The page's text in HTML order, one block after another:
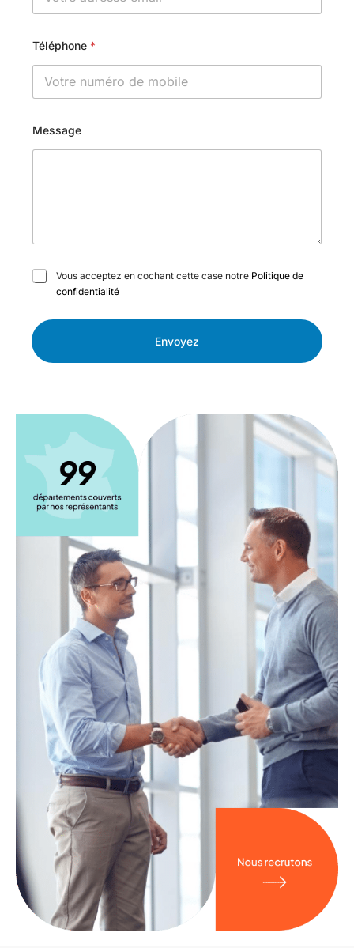
Téléphone *
Message
C
s
à
Vous acceptez en cochant cette case notre Politique de
confidentialité
Envoyez